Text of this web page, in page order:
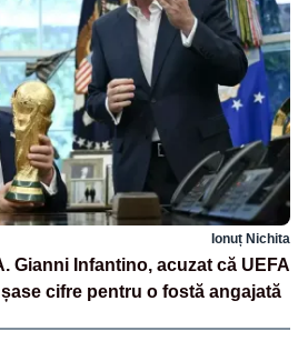
Ionuț Nichita
Gianni Infantino, acuzat că UEFA
cifre pentru o fostă angajată